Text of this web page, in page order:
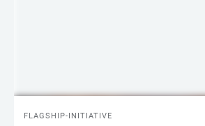
FLAGSHIP-INITIATIVE